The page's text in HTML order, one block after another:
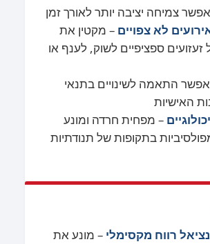
צמיחה יציבה יותר לאורך זמן
לא צפויים – מקטין את
ספציפיים לשוק, לענף או
התאמה לשינויים בתנאי
האישיות
– מפחית חרדה ומונע
בתקופות של תנודתיות
רווח מקסימלי – מונע את